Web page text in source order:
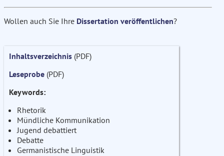
Wollen auch Sie Ihre Dissertation veröffentlichen?
Inhaltsverzeichnis (PDF)
Leseprobe (PDF)
Keywords:
Rhetorik
Mündliche Kommunikation
Jugend debattiert
Debatte
Germanistische Linguistik